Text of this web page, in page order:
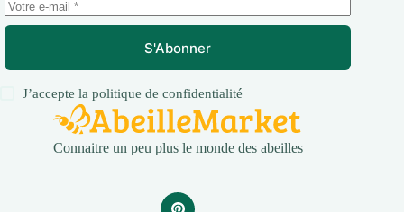
S'Abonner
J’accepte lapolitique de confidentialité
Connaitre un peu plus le monde des abeilles